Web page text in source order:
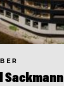
Sackmann